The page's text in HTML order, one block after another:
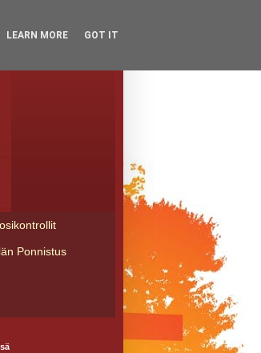
Ponnistus
LEARN MORE GOT IT